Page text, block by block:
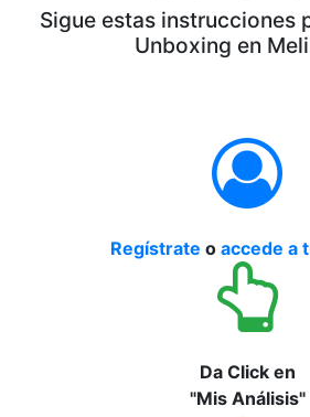
Sigue estas instrucciones
Unboxing en
Regístrate o accede a
Da Click en
"Mis Análisis"